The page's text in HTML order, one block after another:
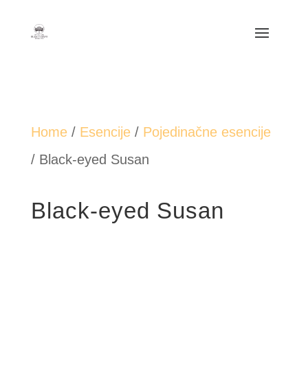
Home/ Esencije/ Pojedinačne esencije
/ Black-eyed Susan
Black-eyed Susan